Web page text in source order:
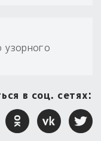
узорного
в соц. сетях: